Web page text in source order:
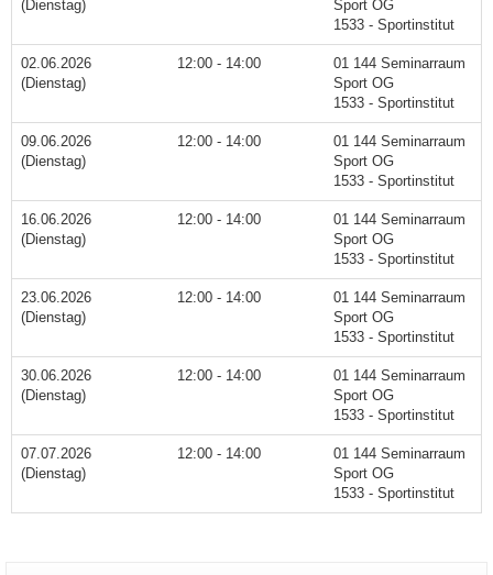
(Dienstag)
Sport OG
1533 - Sportinstitut
02.06.2026
(Dienstag)
12:00 - 14:00
01 144 Seminarraum
Sport OG
1533 - Sportinstitut
09.06.2026
(Dienstag)
12:00 - 14:00
01 144 Seminarraum
Sport OG
1533 - Sportinstitut
16.06.2026
(Dienstag)
12:00 - 14:00
01 144 Seminarraum
Sport OG
1533 - Sportinstitut
23.06.2026
(Dienstag)
12:00 - 14:00
01 144 Seminarraum
Sport OG
1533 - Sportinstitut
30.06.2026
(Dienstag)
12:00 - 14:00
01 144 Seminarraum
Sport OG
1533 - Sportinstitut
07.07.2026
(Dienstag)
12:00 - 14:00
01 144 Seminarraum
Sport OG
1533 - Sportinstitut